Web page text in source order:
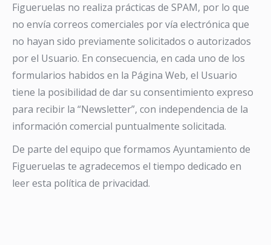
Figueruelas no realiza prácticas de SPAM, por lo que
no envía correos comerciales por vía electrónica que
no hayan sido previamente solicitados o autorizados
por el Usuario. En consecuencia, en cada uno de los
formularios habidos en la Página Web, el Usuario
tiene la posibilidad de dar su consentimiento expreso
para recibir la “Newsletter”, con independencia de la
información comercial puntualmente solicitada.
De parte del equipo que formamos Ayuntamiento de
Figueruelas te agradecemos el tiempo dedicado en
leer esta política de privacidad.